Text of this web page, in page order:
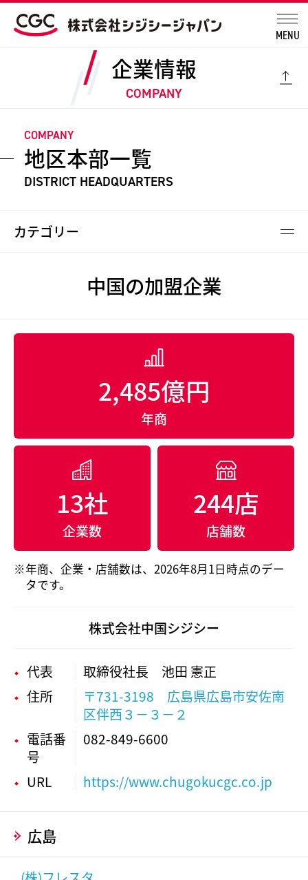
MENU
企業情報
COMPANY
COMPANY
地区本部一覧
DISTRICT HEADQUARTERS
カテゴリー
中国の加盟企業
2,485億円
年商
13社
企業数
244店
店舗数
年商、企業・店舗数は、2026年8月1日時点のデー
タです。
株式会社中国シジシー
代表
取締役社長 池田 憲正
住所
〒731-3198 広島県広島市安佐南
区伴西３－３－２
電話番
号
082-849-6600
URL https://www.chugokucgc.co.jp
広島